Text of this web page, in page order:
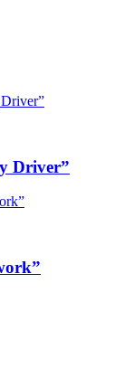
Driver”